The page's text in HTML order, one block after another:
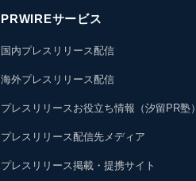
PRWIREサービス
国内プレスリリース配信
海外プレスリリース配信
プレスリリースお役立ち情報（汐留PR塾）
プレスリリース配信先メディア
プレスリリース掲載・提携サイト